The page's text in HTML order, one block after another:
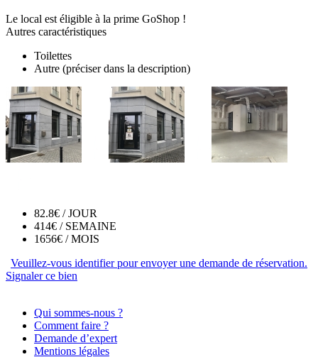
Le local est éligible à la prime GoShop !
Autres caractéristiques
Toilettes
Autre (préciser dans la description)
82.8€ / JOUR
414€ / SEMAINE
1656€ / MOIS
Veuillez-vous identifier pour envoyer une demande de réservation.
Signaler ce bien
Qui sommes-nous ?
Comment faire ?
Demande d’expert
Mentions légales